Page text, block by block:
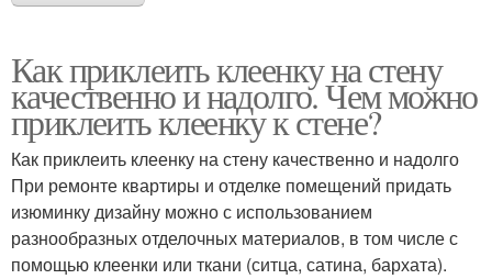
Как приклеить клеенку на стену
качественно и надолго. Чем можно
приклеить клеенку к стене?
Как приклеить клеенку на стену качественно и надолго
При ремонте квартиры и отделке помещений придать
изюминку дизайну можно с использованием
разнообразных отделочных материалов, в том числе с
помощью клеенки или ткани (ситца, сатина, бархата).